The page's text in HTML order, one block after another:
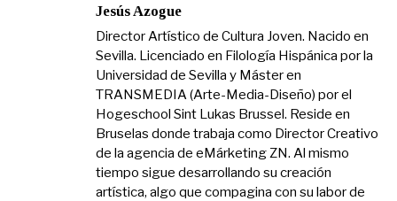
Jesús Azogue
Director Artístico de Cultura Joven. Nacido en
Sevilla. Licenciado en Filología Hispánica por la
Universidad de Sevilla y Máster en
TRANSMEDIA (Arte-Media-Diseño) por el
Hogeschool Sint Lukas Brussel. Reside en
Bruselas donde trabaja como Director Creativo
de la agencia de eMárketing ZN. Al mismo
tiempo sigue desarrollando su creación
artística, algo que compagina con su labor de